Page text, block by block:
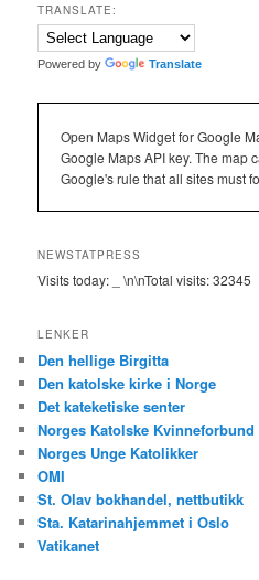
TRANSLATE:
Powered by Translate
Open Maps Widget for Google
Google Maps API key. The map
Google's rule that all sites must
NEWSTATPRESS
Visits today: \n\nTotal visits:32345
LENKER
Den hellige Birgitta
Den katolske kirke i Norge
Det kateketiske senter
Norges Katolske Kvinneforbund
Norges Unge Katolikker
OMI
St. Olav bokhandel, nettbutikk
Sta. Katarinahjemmet i Oslo
Vatikanet